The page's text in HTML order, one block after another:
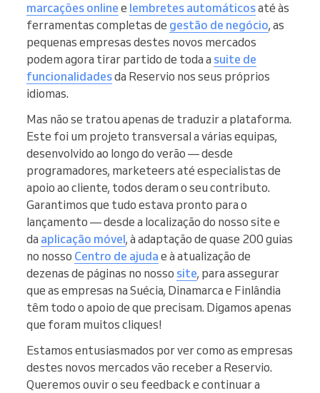
marcações online e lembretes automáticosaté às
ferramentas completas de gestão de negócio, as
pequenas empresas destes novos mercados
podem agora tirar partido de toda a suite de
funcionalidadesda Reservio nos seus próprios
idiomas.
Mas não se tratou apenas de traduzir a plataforma.
Este foi um projeto transversal a várias equipas,
desenvolvido ao longo do verão — desde
programadores, marketeers até especialistas de
apoio ao cliente, todos deram o seu contributo.
Garantimos que tudo estava pronto para o
lançamento — desde a localização do nosso site e
da aplicação móvel, à adaptação de quase 200 guias
no nosso Centro de ajuda e à atualização de
dezenas de páginas no nosso site, para assegurar
que as empresas na Suécia, Dinamarca e Finlândia
têm todo o apoio de que precisam. Digamos apenas
que foram muitos cliques!
Estamos entusiasmados por ver como as empresas
destes novos mercados vão receber a Reservio.
Queremos ouvir o seu feedback e continuar a